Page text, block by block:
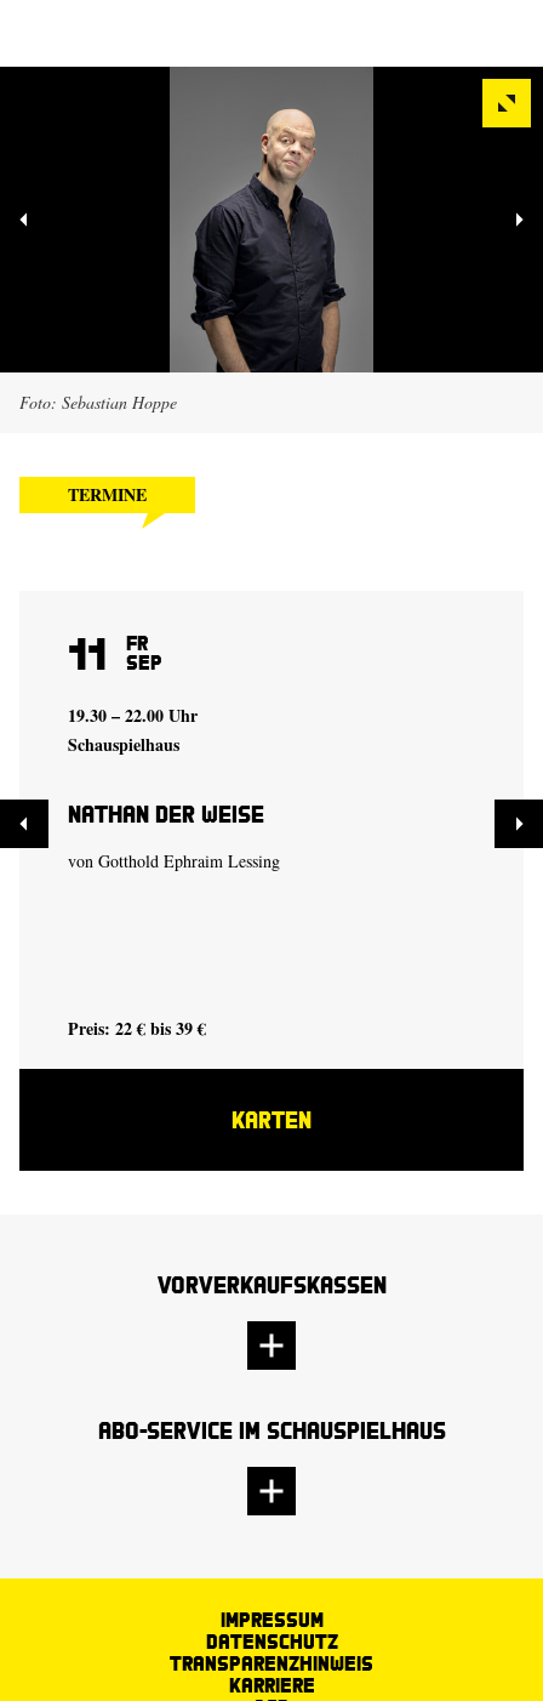
Foto: Sebastian Hoppe
TERMINE
11 Fr
Sep
19.30 – 22.00 Uhr
Schauspielhaus
Nathan der Weise
von Gotthold Ephraim Lessing
Preis: 22 € bis 39 €
KARTEN
Vorverkaufskassen
Abo-Service im Schauspielhaus
Impressum
Datenschutz
Transparenzhinweis
Karriere